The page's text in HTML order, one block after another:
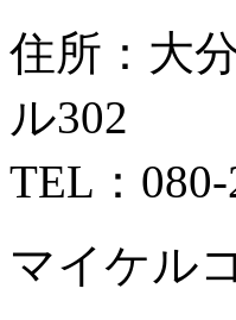
住所：大
ル302
TEL：080-
マイケル